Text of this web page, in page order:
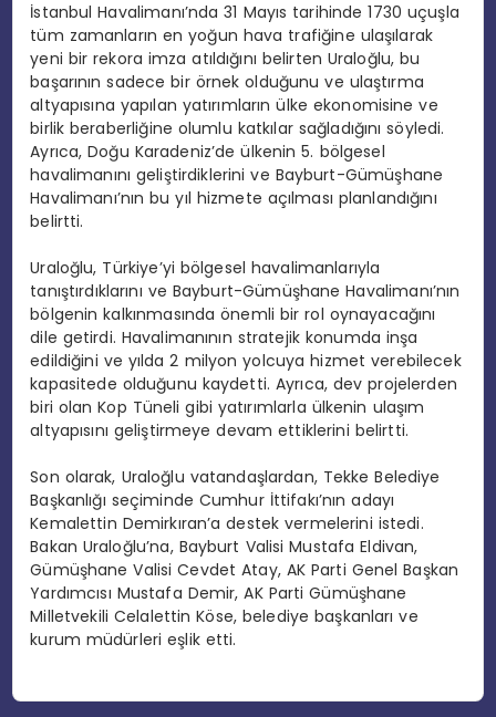
İstanbul Havalimanı’nda 31 Mayıs tarihinde 1730 uçuşla
tüm zamanların en yoğun hava trafiğine ulaşılarak
yeni bir rekora imza atıldığını belirten Uraloğlu, bu
başarının sadece bir örnek olduğunu ve ulaştırma
altyapısına yapılan yatırımların ülke ekonomisine ve
birlik beraberliğine olumlu katkılar sağladığını söyledi.
Ayrıca, Doğu Karadeniz’de ülkenin 5. bölgesel
havalimanını geliştirdiklerini ve Bayburt-Gümüşhane
Havalimanı’nın bu yıl hizmete açılması planlandığını
belirtti.
Uraloğlu, Türkiye’yi bölgesel havalimanlarıyla
tanıştırdıklarını ve Bayburt-Gümüşhane Havalimanı’nın
bölgenin kalkınmasında önemli bir rol oynayacağını
dile getirdi. Havalimanının stratejik konumda inşa
edildiğini ve yılda 2 milyon yolcuya hizmet verebilecek
kapasitede olduğunu kaydetti. Ayrıca, dev projelerden
biri olan Kop Tüneli gibi yatırımlarla ülkenin ulaşım
altyapısını geliştirmeye devam ettiklerini belirtti.
Son olarak, Uraloğlu vatandaşlardan, Tekke Belediye
Başkanlığı seçiminde Cumhur İttifakı’nın adayı
Kemalettin Demirkıran’a destek vermelerini istedi.
Bakan Uraloğlu’na, Bayburt Valisi Mustafa Eldivan,
Gümüşhane Valisi Cevdet Atay, AK Parti Genel Başkan
Yardımcısı Mustafa Demir, AK Parti Gümüşhane
Milletvekili Celalettin Köse, belediye başkanları ve
kurum müdürleri eşlik etti.